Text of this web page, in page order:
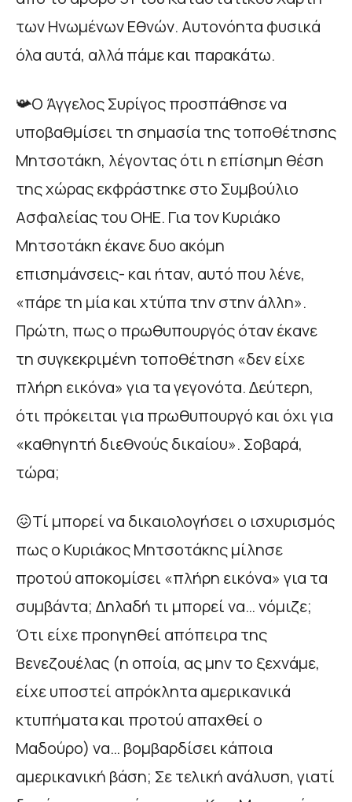
των Ηνωμένων Εθνών. Αυτονόητα φυσικά
όλα αυτά, αλλά πάμε και παρακάτω.
📯Ο Άγγελος Συρίγος προσπάθησε να
υποβαθμίσει τη σημασία της τοποθέτησης
Μητσοτάκη, λέγοντας ότι η επίσημη θέση
της χώρας εκφράστηκε στο Συμβούλιο
Ασφαλείας του ΟΗΕ. Για τον Κυριάκο
Μητσοτάκη έκανε δυο ακόμη
επισημάνσεις- και ήταν, αυτό που λένε,
«πάρε τη μία και χτύπα την στην άλλη».
Πρώτη, πως ο πρωθυπουργός όταν έκανε
τη συγκεκριμένη τοποθέτηση «δεν είχε
πλήρη εικόνα» για τα γεγονότα. Δεύτερη,
ότι πρόκειται για πρωθυπουργό και όχι για
«καθηγητή διεθνούς δικαίου». Σοβαρά,
τώρα;
😖Τί μπορεί να δικαιολογήσει ο ισχυρισμός
πως ο Κυριάκος Μητσοτάκης μίλησε
προτού αποκομίσει «πλήρη εικόνα» για τα
συμβάντα; Δηλαδή τι μπορεί να… νόμιζε;
Ότι είχε προηγηθεί απόπειρα της
Βενεζουέλας (η οποία, ας μην το ξεχνάμε,
είχε υποστεί απρόκλητα αμερικανικά
κτυπήματα και προτού απαχθεί ο
Μαδούρο) να… βομβαρδίσει κάποια
αμερικανική βάση; Σε τελική ανάλυση, γιατί